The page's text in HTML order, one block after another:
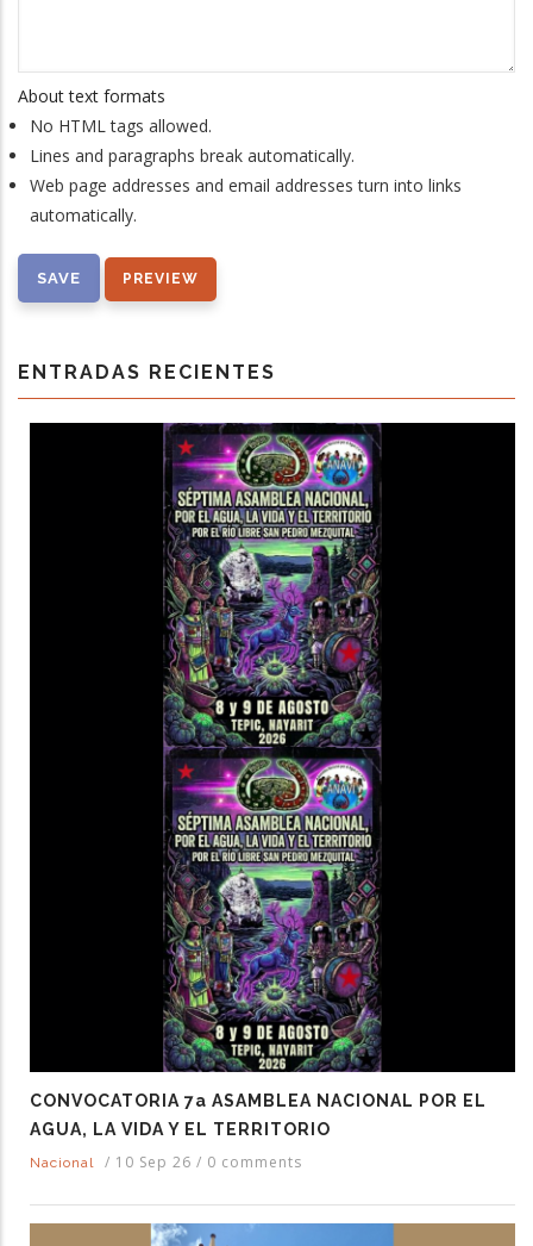
About text formats
No HTML tags allowed.
Lines and paragraphs break automatically.
Web page addresses and email addresses turn into links
automatically.
ENTRADAS RECIENTES
CONVOCATORIA 7a ASAMBLEA NACIONAL POR EL
AGUA, LA VIDA Y EL TERRITORIO
Nacional / 10 Sep 26 / 0 comments